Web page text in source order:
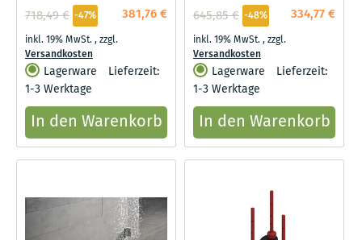
381,76 €
718,49 € -47%
inkl. 19% MwSt.,zzgl.
Versandkosten
Lagerware
Lieferzeit:
1-3 Werktage
In den Warenkorb
334,77 €
645,85 € -48%
inkl. 19% MwSt.,zzgl.
Versandkosten
Lagerware
Lieferzeit:
1-3 Werktage
In den Warenkorb